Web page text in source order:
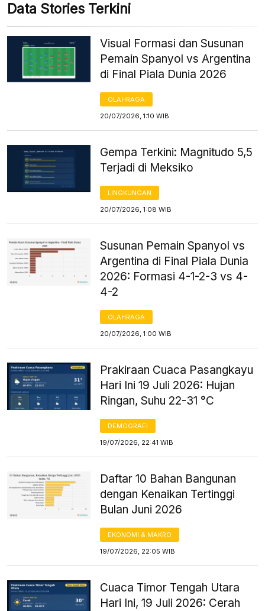
Data Stories Terkini
Visual Formasi dan Susunan
Pemain Spanyol vs Argentina
di Final Piala Dunia 2026
OLAHRAGA
20/07/2026, 1:10 WIB
Gempa Terkini: Magnitudo 5,5
Terjadi di Meksiko
LINGKUNGAN
20/07/2026, 1:08 WIB
Susunan Pemain Spanyol vs
Argentina di Final Piala Dunia
2026: Formasi 4-1-2-3 vs 4-
4-2
OLAHRAGA
20/07/2026, 1:00 WIB
Prakiraan Cuaca Pasangkayu
Hari Ini 19 Juli 2026: Hujan
Ringan, Suhu 22-31 °C
DEMOGRAFI
19/07/2026, 22:41 WIB
Daftar 10 Bahan Bangunan
dengan Kenaikan Tertinggi
Bulan Juni 2026
EKONOMI & MAKRO
19/07/2026, 22:05 WIB
Cuaca Timor Tengah Utara
Hari Ini, 19 Juli 2026: Cerah